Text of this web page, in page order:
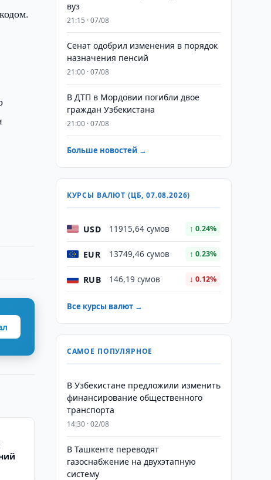
вуз
21:15 · 07/08
Сенат одобрил изменения в порядок
назначения пенсий
21:00 · 07/08
В ДТП в Мордовии погибли двое
граждан Узбекистана
21:00 · 07/08
Больше новостей →
КУРСЫ ВАЛЮТ (ЦБ, 07.08.2026)
USD 11915,64 сумов ↑ 0.24%
EUR 13749,46 сумов ↑ 0.23%
RUB 146,19 сумов ↓ 0.12%
Все курсы валют →
САМОЕ ПОПУЛЯРНОЕ
В Узбекистане предложили изменить
финансирование общественного
транспорта
14:30 · 02/08
В Ташкенте переводят
газоснабжение на двухэтапную
систему